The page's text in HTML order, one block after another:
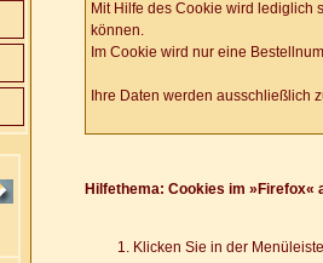
Mit Hilfe des Cookie wird lediglich
können.
Im Cookie wird nur eine
Ihre Daten werden ausschließlich
Hilfethema: Cookies im »Firefox«
Klicken Sie in der